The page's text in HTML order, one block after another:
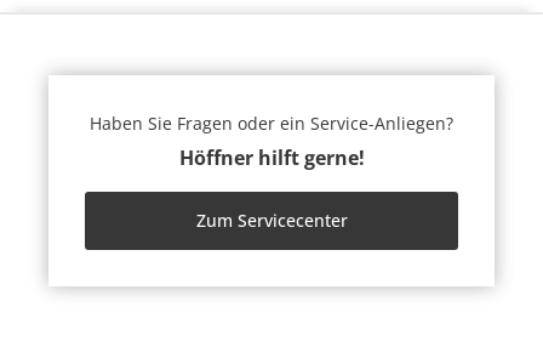
Haben Sie Fragen oder ein Service-Anliegen?
Höffner hilft gerne!
Zum Servicecenter